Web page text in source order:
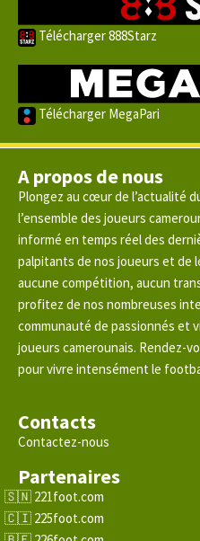
Télécharger 888Starz
Télécharger MegaPari
A propos de nous
Plongez au cœur de l’actualité
l’ensemble des joueurs
informé en temps réel des
palpitants de nos joueurs et de
aucune compétition, aucun
profitez de nos nombreuses
communauté de passionnés et
joueurs camerounais. Rendez-
pour vivre intensément le
Contacts
Contactez-nous
Partenaires
221foot.com
225foot.com